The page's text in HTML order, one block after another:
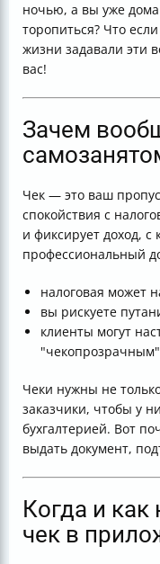
ночью, а вы уже
торопиться? Что
жизни задавали эти
вас!
Зачем
Чек — это ваш
спокойствия с
и фиксирует доход, с
профессиональный
налоговая может
вы рискуете
клиенты могут
Чеки нужны не
заказчики, чтобы у
бухгалтерией. Вот
выдать документ,
Когда и
чек в